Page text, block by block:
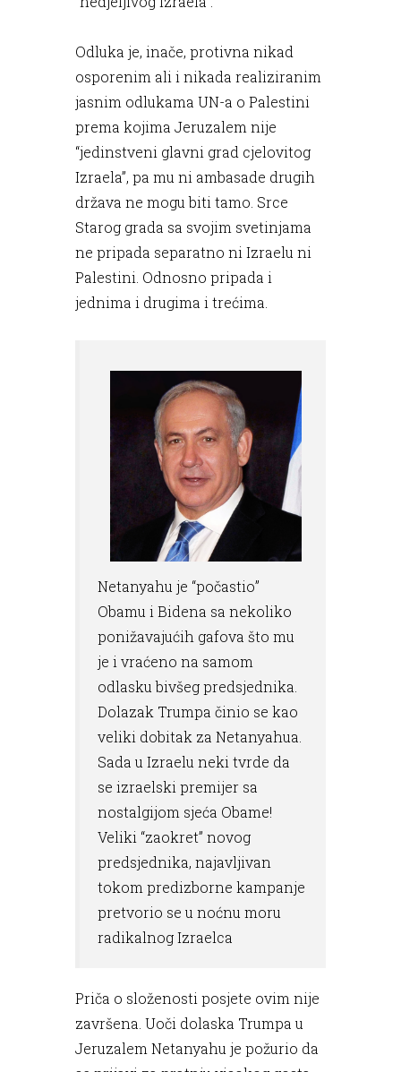
Odluka je, inače, protivna nikad
osporenim ali i nikada realiziranim
jasnim odlukama UN-a o Palestini
prema kojima Jeruzalem nije
“jedinstveni glavni grad cjelovitog
Izraela”, pa mu ni ambasade drugih
država ne mogu biti tamo. Srce
Starog grada sa svojim svetinjama
ne pripada separatno ni Izraelu ni
Palestini. Odnosno pripada i
jednima i drugima i trećima.
Netanyahu je “počastio”
Obamu i Bidena sa nekoliko
ponižavajućih gafova što mu
je i vraćeno na samom
odlasku bivšeg predsjednika.
Dolazak Trumpa činio se kao
veliki dobitak za Netanyahua.
Sada u Izraelu neki tvrde da
se izraelski premijer sa
nostalgijom sjeća Obame!
Veliki “zaokret” novog
predsjednika, najavljivan
tokom predizborne kampanje
pretvorio se u noćnu moru
radikalnog Izraelca
Priča o složenosti posjete ovim nije
završena. Uoči dolaska Trumpa u
Jeruzalem Netanyahu je požurio da